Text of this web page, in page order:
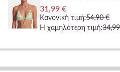
31,99 €
Κανονική τιμή:54,90 €
Η χαμηλότερη τιμή: